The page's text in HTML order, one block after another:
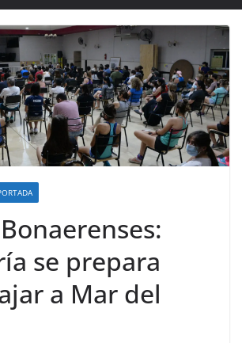
se prepara
a Mar del